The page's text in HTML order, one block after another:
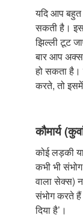
यदि आप बहुत
सकती है।
झिल्ली टूट
बार आप
हो सकता है।
करते, तो इसमें
कौमार्य
कोई लड़की
कभी भी
वाला सेक्स)
संभोग करते हैं
दिया है’।